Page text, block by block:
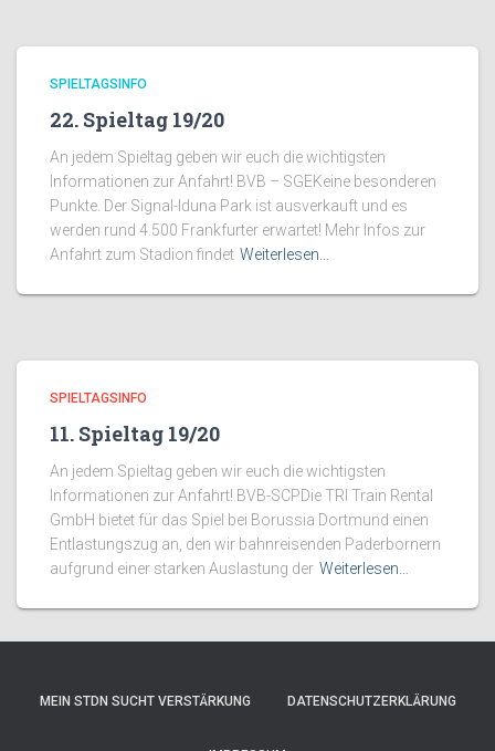
SPIELTAGSINFO
22. Spieltag 19/20
An jedem Spieltag geben wir euch die wichtigsten
Informationen zur Anfahrt! BVB – SGEKeine besonderen
Punkte. Der Signal-Iduna Park ist ausverkauft und es
werden rund 4.500 Frankfurter erwartet! Mehr Infos zur
Anfahrt zum Stadion findet Weiterlesen…
SPIELTAGSINFO
11. Spieltag 19/20
An jedem Spieltag geben wir euch die wichtigsten
Informationen zur Anfahrt! BVB-SCPDie TRI Train Rental
GmbH bietet für das Spiel bei Borussia Dortmund einen
Entlastungszug an, den wir bahnreisenden Paderbornern
aufgrund einer starken Auslastung der Weiterlesen…
MEIN STDN SUCHT VERSTÄRKUNG DATENSCHUTZERKLÄRUNG